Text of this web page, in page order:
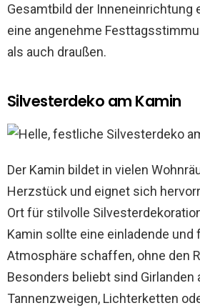
Gesamtbild der Inneneinrichtung
eine angenehme
als auch draußen.
Silvesterdeko am Kamin
Der Kamin bildet in vielen
Herzstück und eignet sich
Ort für stilvolle
Kamin sollte eine einladende und
Atmosphäre schaffen, ohne den
Besonders beliebt sind Girlanden
Tannenzweigen, Lichterketten